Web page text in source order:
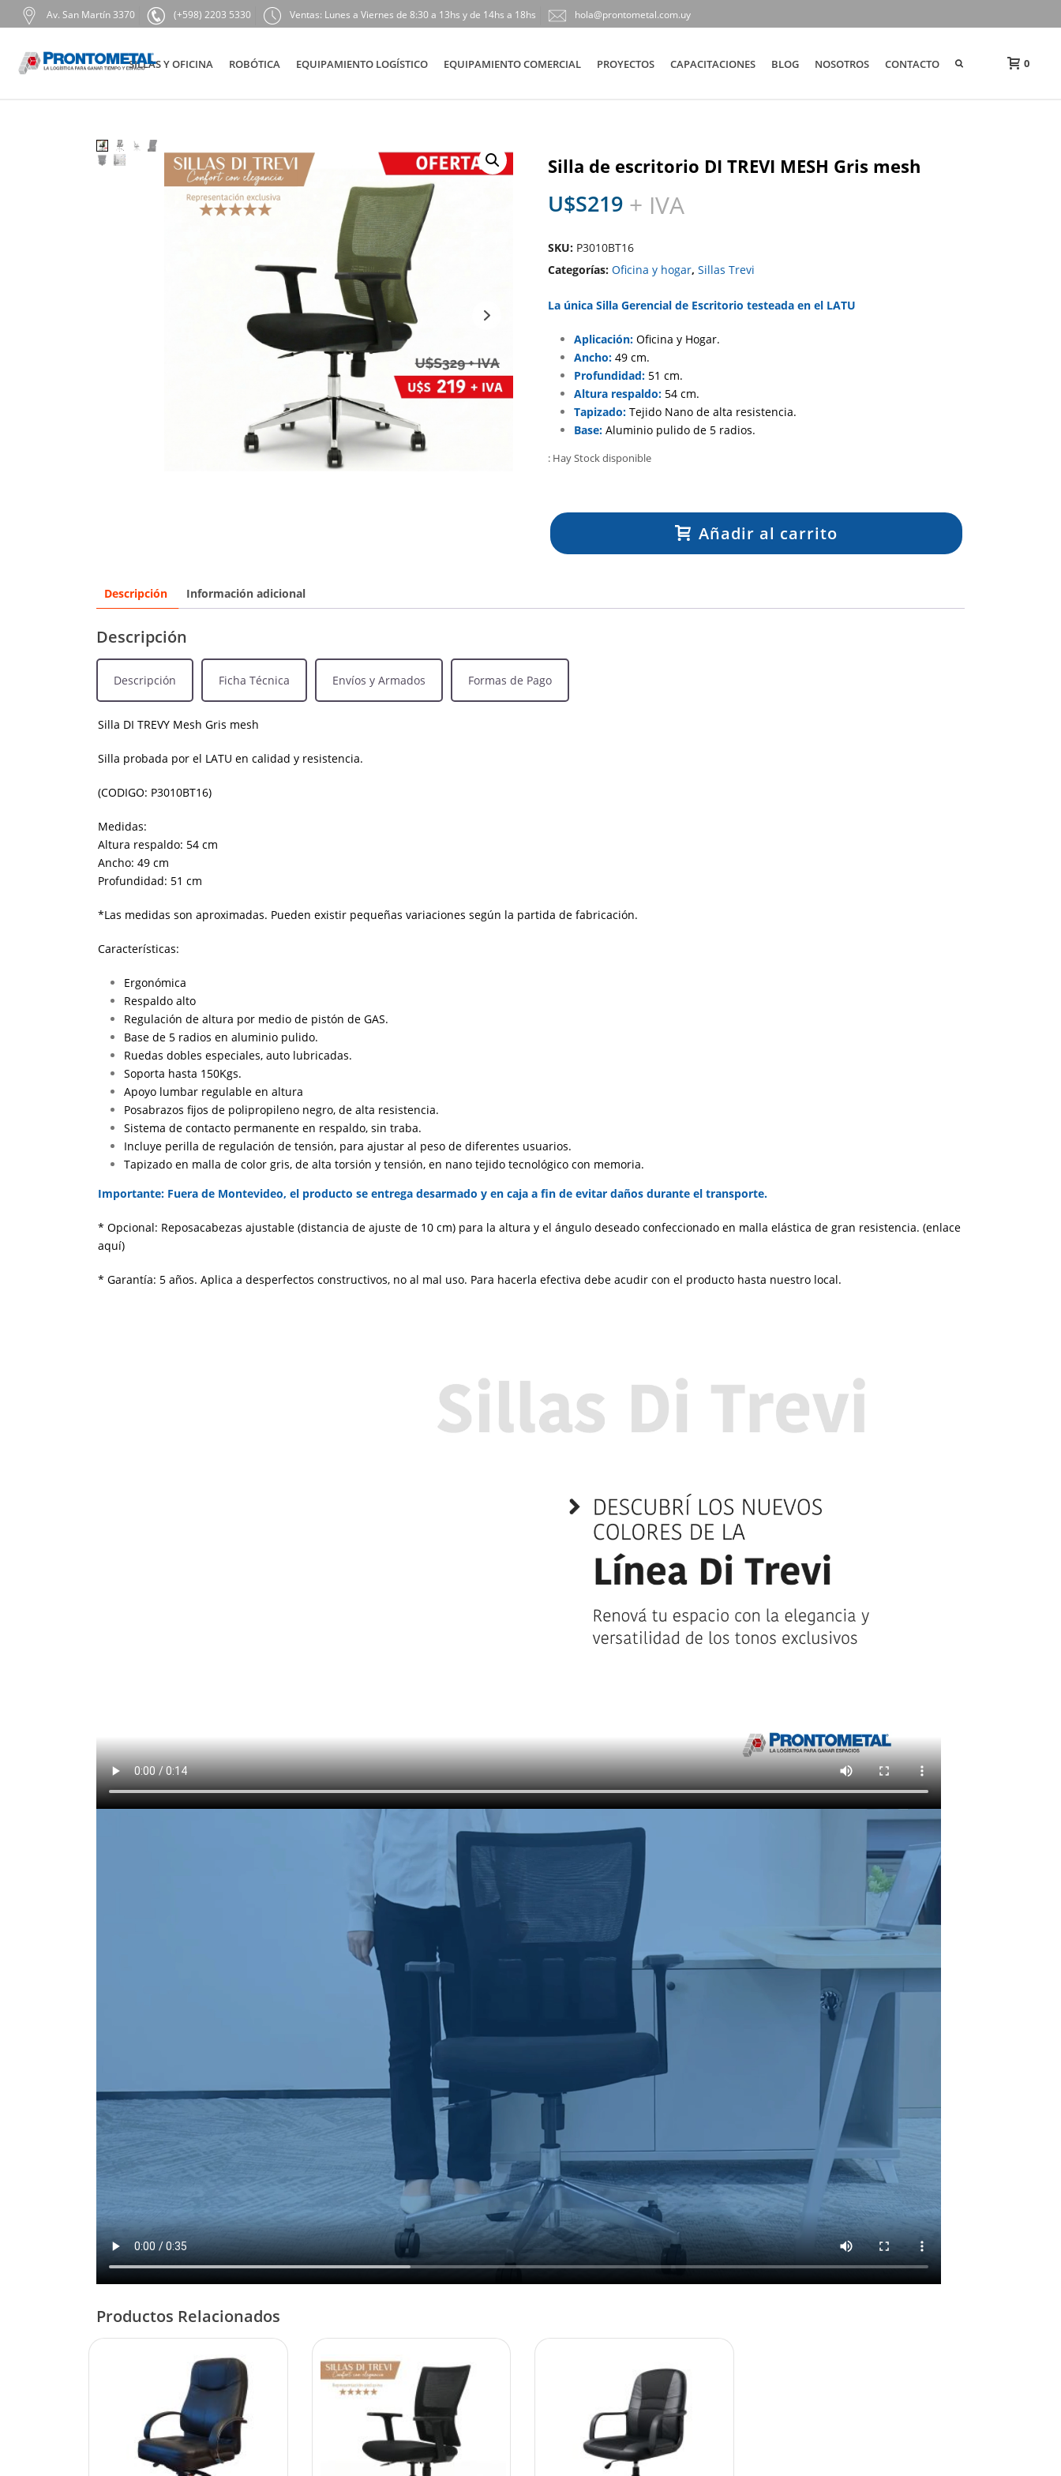
Av. San Martín 3370 (+598) 2203 5330 Ventas: Lunes a Viernes de 8:30 a 13hs y de 14hs a 18hs hola@prontometal.com.uy
SILLAS Y OFICINA ROBÓTICA EQUIPAMIENTO LOGÍSTICO EQUIPAMIENTO COMERCIAL PROYECTOS CAPACITACIONES BLOG NOSOTROS CONTACTO 0
Silla de escritorio DI TREVI MESH Gris mesh
U$S219 + IVA
SKU: P3010BT16
Categorías: Oficina y hogar, Sillas Trevi
La única Silla Gerencial de Escritorio testeada en el LATU
Aplicación:Oficina y Hogar.
Ancho:49 cm.
Profundidad:51 cm.
Altura respaldo:54 cm.
Tapizado:Tejido Nano de alta resistencia.
Base:Aluminio pulido de 5 radios.
: Hay Stock disponible
Añadir al carrito
Descripción Información adicional
Descripción
Descripción Ficha Técnica Envíos y Armados Formas de Pago
Silla DI TREVY Mesh Gris mesh
Silla probada por el LATU en calidad y resistencia.
(CODIGO: P3010BT16)
Medidas:
Altura respaldo: 54 cm
Ancho: 49 cm
Profundidad: 51 cm
*Las medidas son aproximadas. Pueden existir pequeñas variaciones según la partida de fabricación.
Características:
Ergonómica
Respaldo alto
Regulación de altura por medio de pistón de GAS.
Base de 5 radios en aluminio pulido.
Ruedas dobles especiales, auto lubricadas.
Soporta hasta 150Kgs.
Apoyo lumbar regulable en altura
Posabrazos fijos de polipropileno negro, de alta resistencia.
Sistema de contacto permanente en respaldo, sin traba.
Incluye perilla de regulación de tensión, para ajustar al peso de diferentes usuarios.
Tapizado en malla de color gris, de alta torsión y tensión, en nano tejido tecnológico con memoria.
Importante: Fuera de Montevideo, el producto se entrega desarmado y en caja a fin de evitar daños durante el transporte.
* Opcional: Reposacabezas ajustable (distancia de ajuste de 10 cm) para la altura y el ángulo deseado confeccionado en malla elástica de gran resistencia. (enlace
aquí)
* Garantía: 5 años. Aplica a desperfectos constructivos, no al mal uso. Para hacerla efectiva debe acudir con el producto hasta nuestro local.
Productos Relacionados